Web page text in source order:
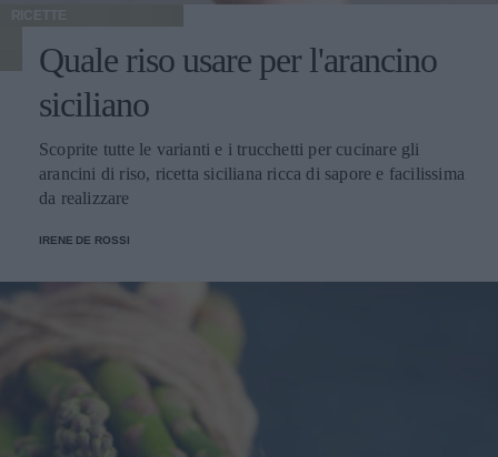
RICETTE
Quale riso usare per l'arancino
siciliano
Scoprite tutte le varianti e i trucchetti per cucinare gli
arancini di riso, ricetta siciliana ricca di sapore e facilissima
da realizzare
IRENE DE ROSSI